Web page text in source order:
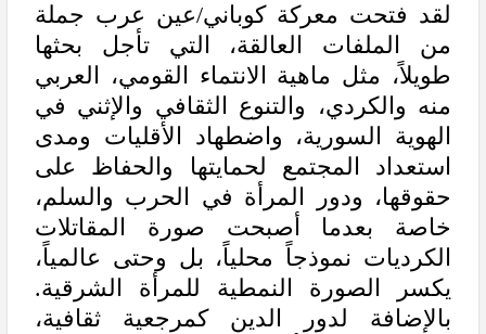
لقد فتحت معركة كوباني/عين عرب جملة
من الملفات العالقة، التي تأجل بحثها
طويلاً، مثل ماهية الانتماء القومي، العربي
منه والكردي، والتنوع الثقافي والإثني في
الهوية السورية، واضطهاد الأقليات ومدى
استعداد المجتمع لحمايتها والحفاظ على
حقوقها، ودور المرأة في الحرب والسلم،
خاصة بعدما أصبحت صورة المقاتلات
الكرديات نموذجاً محلياً، بل وحتى عالمياً،
يكسر الصورة النمطية للمرأة الشرقية.
بالإضافة لدور الدين كمرجعية ثقافية،